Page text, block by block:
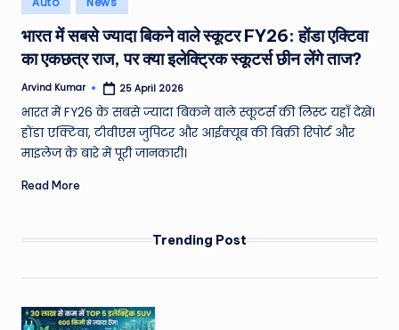
e
a
t
h
er
,
T
c
h
&
in
भारत में सबसे ज्यादा बिकने वाले स्कूटर FY26: होंडा एक्टिवा
का एकछत्र राज, पर क्या इलेक्ट्रिक स्कूटर्स छीन लेंगे ताज?
Posted
Arvind Kumar 25 April 2026
भारत में FY26 के सबसे ज्यादा बिकने वाले स्कूटर्स की लिस्ट यहाँ देखें।
होंडा एक्टिवा, टीवीएस जुपिटर और आईक्यूब की बिक्री रिपोर्ट और
माइलेज के बारे में पूरी जानकारी।
Read More
Trending Post